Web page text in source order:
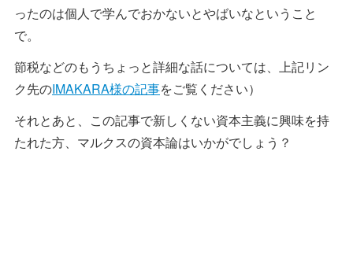
ったのは個人で学んでおかないとやばいなということ
で。
節税などのもうちょっと詳細な話については、上記リン
ク先のIMAKARA様の記事をご覧ください）
それとあと、この記事で新しくない資本主義に興味を持
たれた方、マルクスの資本論はいかがでしょう？